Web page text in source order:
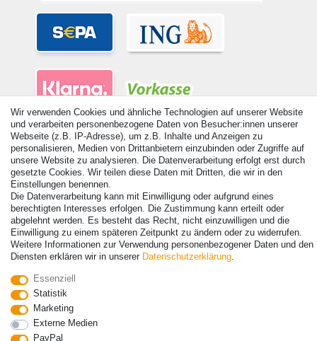
© Copyright 2026 | Alle Rechte vorbehalten. - Alle Rechte vorbehalten.
Preisangaben inkl. gesetzl. 19% MwSt. | Grundpreise siehe Artikeldetail | *Gilt für
Lieferungen nach Deutschland!
Vertrag widerrufen Kontakt
Wir verwenden Cookies und ähnliche Technologien auf unserer Website
und verarbeiten personenbezogene Daten von Besucher:innen unserer
Webseite (z.B. IP-Adresse), um z.B. Inhalte und Anzeigen zu
personalisieren, Medien von Drittanbietern einzubinden oder Zugriffe auf
unsere Website zu analysieren. Die Datenverarbeitung erfolgt erst durch
gesetzte Cookies. Wir teilen diese Daten mit Dritten, die wir in den
Einstellungen benennen.
Die Datenverarbeitung kann mit Einwilligung oder aufgrund eines
berechtigten Interesses erfolgen. Die Zustimmung kann erteilt oder
abgelehnt werden. Es besteht das Recht, nicht einzuwilligen und die
Einwilligung zu einem späteren Zeitpunkt zu ändern oder zu widerrufen.
Weitere Informationen zur Verwendung personenbezogener Daten und den
Diensten erklären wir in unserer Daten­schutz­erklärung.
Essenziell
Statistik
Marketing
Externe Medien
PayPal